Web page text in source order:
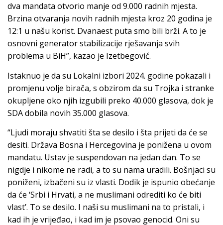
dva mandata otvorio manje od 9.000 radnih mjesta.
Brzina otvaranja novih radnih mjesta kroz 20 godina je
12:1 u našu korist. Dvanaest puta smo bili brži. A to je
osnovni generator stabilizacije rješavanja svih
problema u BiH”, kazao je Izetbegović.
Istaknuo je da su Lokalni izbori 2024. godine pokazali i
promjenu volje birača, s obzirom da su Trojka i stranke
okupljene oko njih izgubili preko 40.000 glasova, dok je
SDA dobila novih 35.000 glasova.
“Ljudi moraju shvatiti šta se desilo i šta prijeti da će se
desiti. Država Bosna i Hercegovina je ponižena u ovom
mandatu. Ustav je suspendovan na jedan dan. To se
nigdje i nikome ne radi, a to su nama uradili. Bošnjaci su
poniženi, izbačeni su iz vlasti. Dodik je ispunio obećanje
da će ‘Srbi i Hrvati, a ne muslimani odrediti ko će biti
vlast’. To se desilo. I naši su muslimani na to pristali, i
kad ih je vrijeđao, i kad im je psovao genocid. Oni su